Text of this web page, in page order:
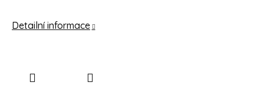
Detailní informace